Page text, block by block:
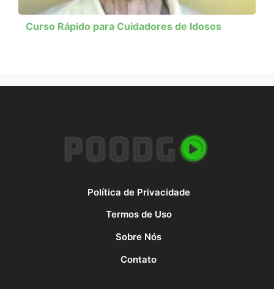
Curso Rápido para Cuidadores de Idosos
Política de Privacidade
Termos de Uso
Sobre Nós
Contato